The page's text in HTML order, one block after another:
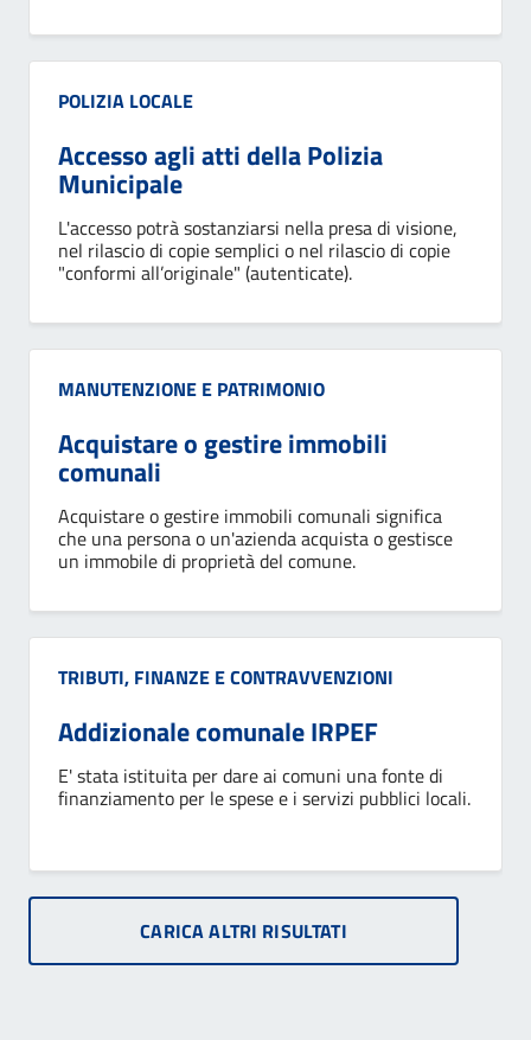
Categoria:
POLIZIA LOCALE
Accesso agli atti della Polizia
Municipale
L'accesso potrà sostanziarsi nella presa di visione,
nel rilascio di copie semplici o nel rilascio di copie
"conformi all’originale" (autenticate).
Categoria:
MANUTENZIONE E PATRIMONIO
Acquistare o gestire immobili
comunali
Acquistare o gestire immobili comunali significa
che una persona o un'azienda acquista o gestisce
un immobile di proprietà del comune.
Categoria:
TRIBUTI, FINANZE E CONTRAVVENZIONI
Addizionale comunale IRPEF
E' stata istituita per dare ai comuni una fonte di
finanziamento per le spese e i servizi pubblici locali.
CARICA ALTRI RISULTATI